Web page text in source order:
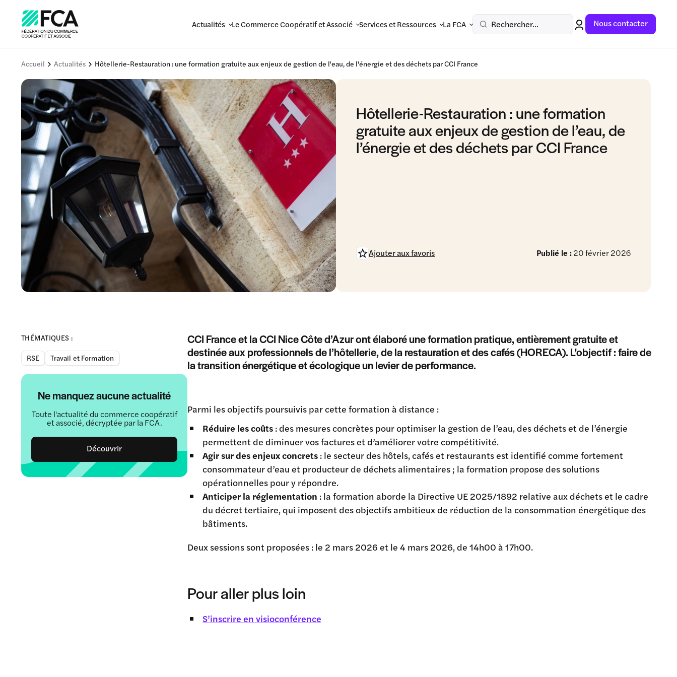
Actualités Le Commerce Coopératif et Associé Services et Ressources La FCA Rechercher... Nous contacter
Accueil Actualités Hôtellerie-Restauration : une formation gratuite aux enjeux de gestion de l'eau, de l'énergie et des déchets par CCI France
Hôtellerie-Restauration : une formation
gratuite aux enjeux de gestion de l’eau, de
l’énergie et des déchets par CCI France
Publié le :20 février 2026
Ajouter aux favoris
THÉMATIQUES :
RSE
Travail et Formation
Ne manquez aucune actualité
Toute l'actualité du commerce coopératif
et associé, décryptée par la FCA.
Découvrir
CCI France et la CCI Nice Côte d’Azur ont élaboré une formation pratique, entièrement gratuite et
destinée aux professionnels de l’hôtellerie, de la restauration et des cafés (HORECA). L'objectif : faire de
la transition énergétique et écologique un levier de performance.
Parmi les objectifs poursuivis par cette formation à distance :
Réduire les coûts : des mesures concrètes pour optimiser la gestion de l’eau, des déchets et de l’énergie
permettent de diminuer vos factures et d’améliorer votre compétitivité.
Agir sur des enjeux concrets : le secteur des hôtels, cafés et restaurants est identifié comme fortement
consommateur d’eau et producteur de déchets alimentaires ; la formation propose des solutions
opérationnelles pour y répondre.
Anticiper la réglementation : la formation aborde la Directive UE 2025/1892 relative aux déchets et le cadre
du décret tertiaire, qui imposent des objectifs ambitieux de réduction de la consommation énergétique des
bâtiments.
Deux sessions sont proposées : le 2 mars 2026 et le 4 mars 2026, de 14h00 à 17h00.
Pour aller plus loin
S’inscrire en visioconférence